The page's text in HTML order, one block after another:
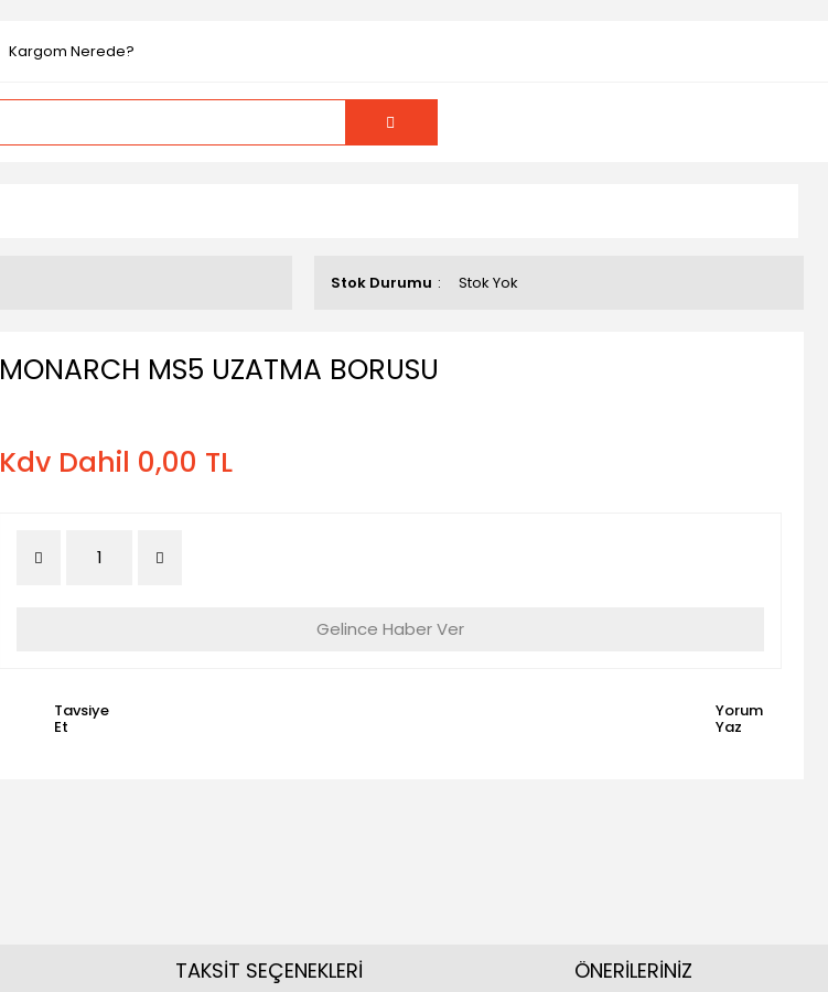
Kargom Nerede?
Stok Durumu Stok Yok
MONARCH MS5 UZATMA BORUSU
Kdv Dahil 0,00 TL
Gelince Haber Ver
Tavsiye
Et
Yorum
Yaz
TAKSİT SEÇENEKLERİ ÖNERİLERİNİZ